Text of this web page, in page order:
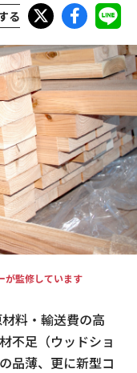
る
が監修しています
料・輸送費の高
不足（ウッドショ
品薄、更に新型コ